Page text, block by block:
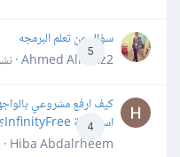
5
سؤال عن تعلم البرمجه
Ahmed Alhafiz2 · نشر
4
كيف ارفع مشروعي
استضافة InfinityFree؟
Hiba Abdalrheem · نشر